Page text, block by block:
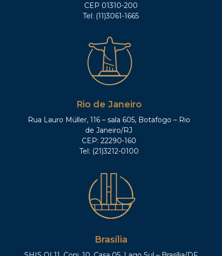
CEP 01310-200
Tel: (11)3061-1665
Rio de Janeiro
Rua Lauro Müller, 116 – sala 605, Botafogo – Rio
de Janeiro/RJ
CEP: 22290-160
Tel: (21)3212-0100
Brasília